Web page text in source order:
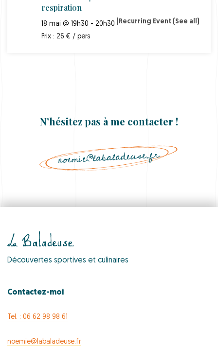
respiration
18 mai @ 19h30 - 20h30 Recurring Event (See all)
Prix : 26 € / pers
N’hésitez pas à me contacter !
noemie@labaladeuse.fr
Découvertes sportives et culinaires
Contactez-moi
Tel. : 06 62 98 98 61
noemie@labaladeuse.fr